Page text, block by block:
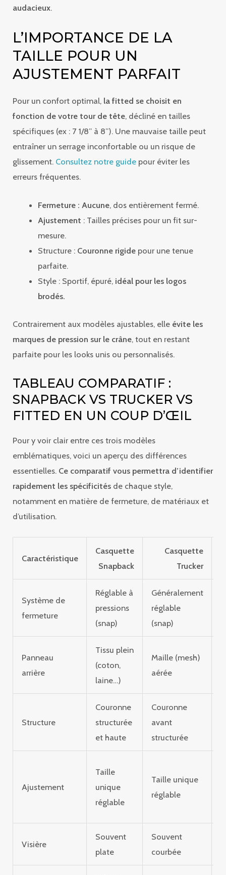
audacieux.
L’IMPORTANCE DE LA
TAILLE POUR UN
AJUSTEMENT PARFAIT
Pour un confort optimal, la fitted se choisit en
fonction de votre tour de tête, décliné en tailles
spécifiques (ex : 7 1/8” à 8”). Une mauvaise taille peut
entraîner un serrage inconfortable ou un risque de
glissement. Consultez notre guide pour éviter les
erreurs fréquentes.
Fermeture : Aucune, dos entièrement fermé.
Ajustement : Tailles précises pour un fit sur-
mesure.
Structure : Couronne rigidepour une tenue
parfaite.
Style : Sportif, épuré, idéal pour les logos
brodés.
Contrairement aux modèles ajustables, elle évite les
marques de pression sur le crâne, tout en restant
parfaite pour les looks unis ou personnalisés.
TABLEAU COMPARATIF :
SNAPBACK VS TRUCKER VS
FITTED EN UN COUP D’ŒIL
Pour y voir clair entre ces trois modèles
emblématiques, voici un aperçu des différences
essentielles. Ce comparatif vous permettra d’identifier
rapidement les spécificités de chaque style,
notamment en matière de fermeture, de matériaux et
d’utilisation.
Caractéristique
Casquette
Snapback
Casquette
Trucker
Système de
fermeture
Réglable à
pressions
(snap)
Généralement
réglable
(snap)
Panneau
arrière
Tissu plein
(coton,
laine…)
Maille (mesh)
aérée
Structure
Couronne
structurée
et haute
Couronne
avant
structurée
Ajustement
Taille
unique
réglable
Taille unique
réglable
Visière
Souvent
plate
Souvent
courbée